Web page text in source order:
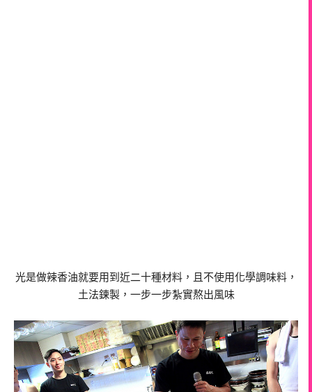
光是做辣香油就要用到近二十種材料，且不使用化學調味料，
土法鍊製，一步一步紮實熬出風味